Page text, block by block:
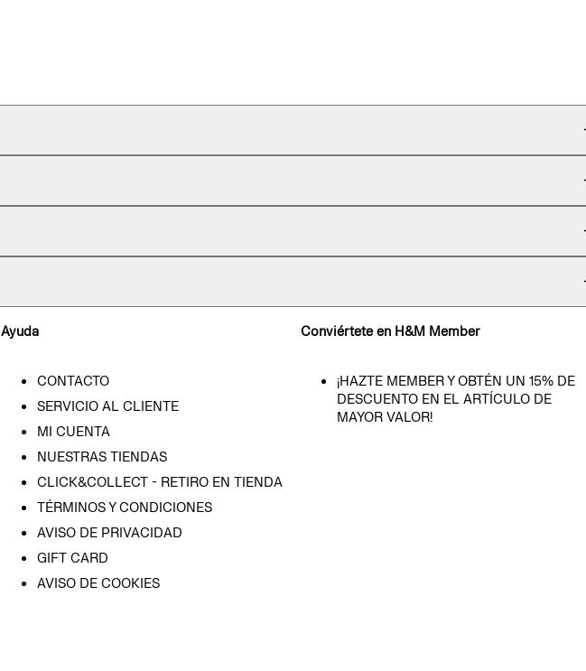
Ayuda
CONTACTO
SERVICIO AL CLIENTE
MI CUENTA
NUESTRAS TIENDAS
CLICK&COLLECT - RETIRO EN TIENDA
TÉRMINOS Y CONDICIONES
AVISO DE PRIVACIDAD
GIFT CARD
AVISO DE COOKIES
Conviértete en H&M Member
¡HAZTE MEMBER Y OBTÉN UN 15% DE
DESCUENTO EN EL ARTÍCULO DE
MAYOR VALOR!